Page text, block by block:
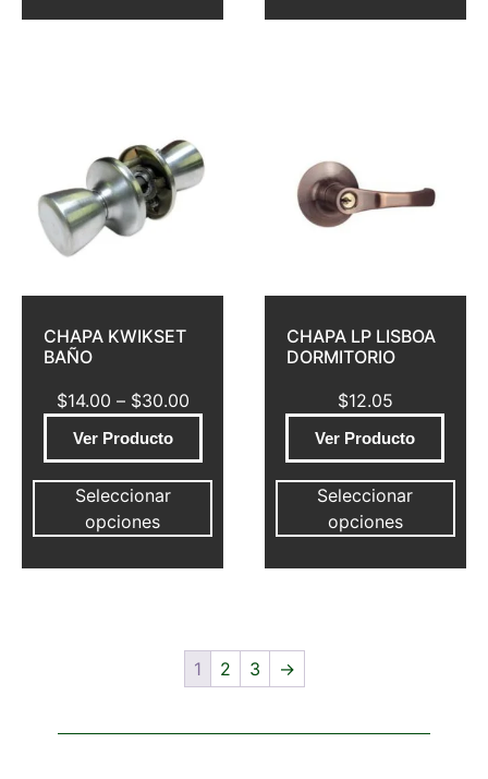
CHAPA KWIKSET
BAÑO
$14.00 – $30.00
Ver Producto
Seleccionar
opciones
CHAPA LP LISBOA
DORMITORIO
$12.05
Ver Producto
Seleccionar
opciones
1 2 3 →